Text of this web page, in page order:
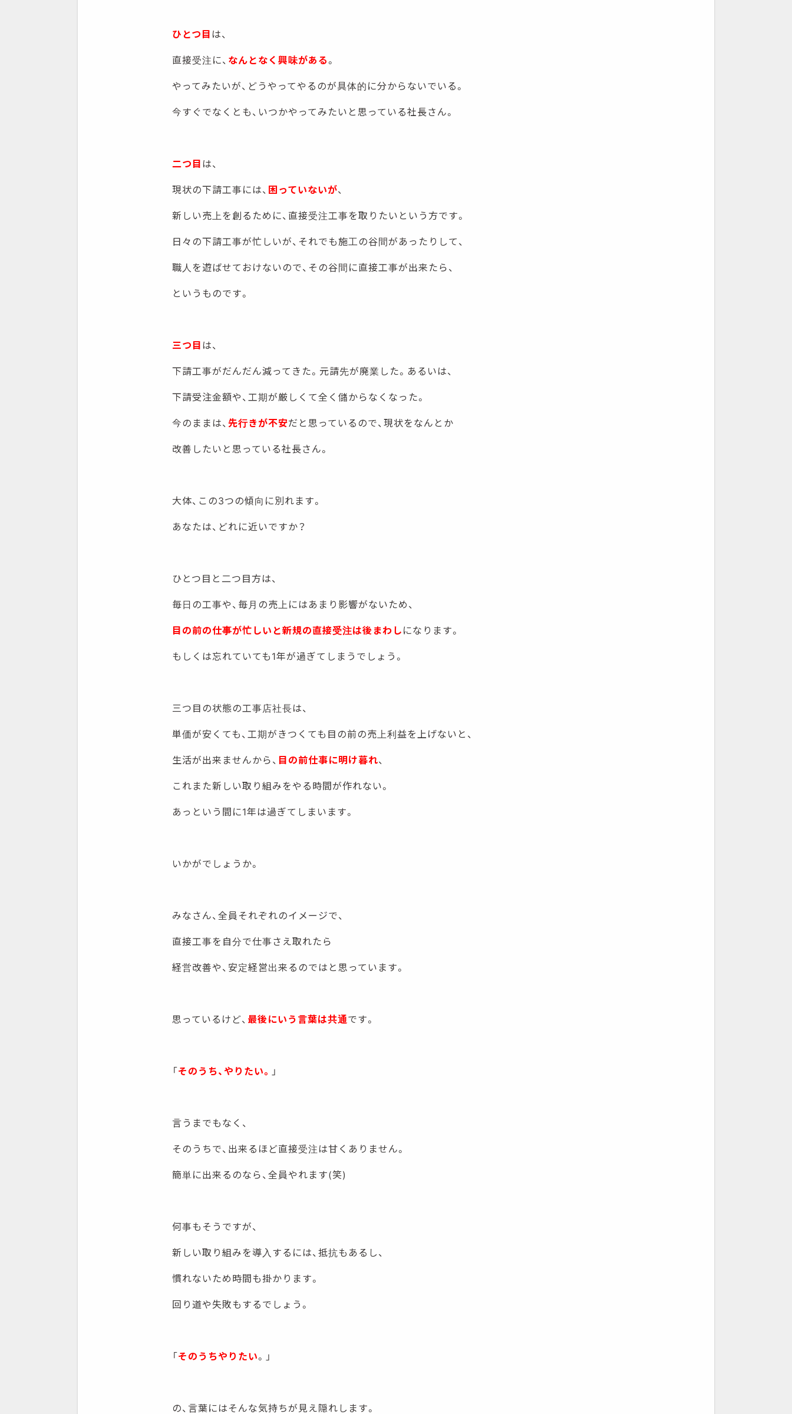
ひとつ目は、
直接受注に、 なんとなく興味がある。
やってみたいが、どうやってやるのが具体的に分からないでいる。
今すぐでなくとも、いつかやってみたいと思っている社長さん。
二つ目は、
現状の下請工事には、 困っていないが、
新しい売上を創るために、直接受注工事を取りたいという方です。
日々の下請工事が忙しいが、それでも施工の谷間があったりして、
職人を遊ばせておけないので、その谷間に直接工事が出来たら、
というものです。
三つ目は、
下請工事がだんだん減ってきた。元請先が廃業した。あるいは、
下請受注金額や、工期が厳しくて全く儲からなくなった。
今のままは、 先行きが不安だと思っているので、現状をなんとか
改善したいと思っている社長さん。
大体、この3つの傾向に別れます。
あなたは、どれに近いですか？
ひとつ目と二つ目方は、
毎日の工事や、毎月の売上にはあまり影響がないため、
目の前の仕事が忙しいと新規の直接受注は後まわしになります。
もしくは忘れていても1年が過ぎてしまうでしょう。
三つ目の状態の工事店社長は、
単価が安くても、工期がきつくても目の前の売上利益を上げないと、
生活が出来ませんから、 目の前仕事に明け暮れ、
これまた新しい取り組みをやる時間が作れない。
あっという間に1年は過ぎてしまいます。
いかがでしょうか。
みなさん、全員それぞれのイメージで、
直接工事を自分で仕事さえ取れたら
経営改善や、安定経営出来るのではと思っています。
思っているけど、 最後にいう言葉は共通です。
「そのうち、やりたい。 」
言うまでもなく、
そのうちで、出来るほど直接受注は甘くありません。
簡単に出来るのなら、全員やれます(笑)
何事もそうですが、
新しい取り組みを導入するには、抵抗もあるし、
慣れないため時間も掛かります。
回り道や失敗もするでしょう。
「そのうちやりたい。」
の、言葉にはそんな気持ちが見え隠れします。